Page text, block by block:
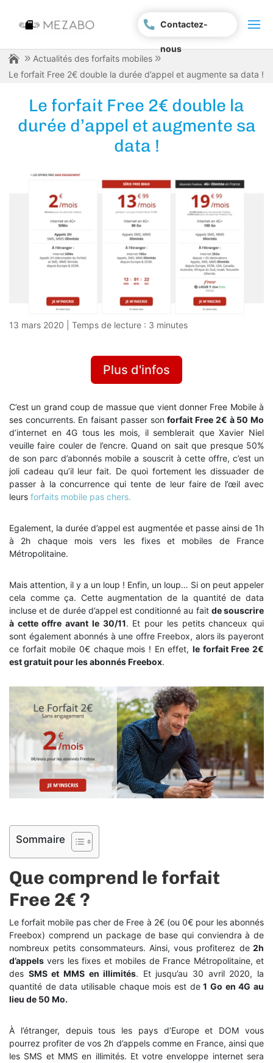
Contactez-
nous
Actualités des forfaits mobiles
Le forfait Free 2€ double la durée d’appel et augmente sa data !
Le forfait Free 2€ double la
durée d’appel et augmente sa
data !
13 mars 2020 Temps de lecture : 3 minutes
Plus d'infos
C’est un grand coup de massue que vient donner Free Mobile à
ses concurrents. En faisant passer sonforfait Free 2€ à 50 Mo
d’internet en 4G tous les mois, il semblerait que Xavier Niel
veuille faire couler de l’encre. Quand on sait que presque 50%
de son parc d’abonnés mobile a souscrit à cette offre, c’est un
joli cadeau qu’il leur fait. De quoi fortement les dissuader de
passer à la concurrence qui tente de leur faire de l’œil avec
leurs forfaits mobile pas chers.
Egalement, la durée d’appel est augmentée et passe ainsi de 1h
à 2h chaque mois vers les fixes et mobiles de France
Métropolitaine.
Mais attention, il y a un loup ! Enfin, un loup… Si on peut appeler
cela comme ça. Cette augmentation de la quantité de data
incluse et de durée d’appel est conditionné au fait de souscrire
à cette offre avant le 30/11. Et pour les petits chanceux qui
sont également abonnés à une offre Freebox, alors ils payeront
ce forfait mobile 0€ chaque mois ! En effet, le forfait Free 2€
est gratuit pour les abonnés Freebox.
Sommaire
Que comprend le forfait
Free 2€ ?
Le forfait mobile pas cher de Free à 2€ (ou 0€ pour les abonnés
Freebox) comprend un package de base qui conviendra à de
nombreux petits consommateurs. Ainsi, vous profiterez de2h
d’appels vers les fixes et mobiles de France Métropolitaine, et
des SMS et MMS en illimités. Et jusqu’au 30 avril 2020, la
quantité de data utilisable chaque mois est de1 Go en 4G au
lieu de 50 Mo.
À l’étranger, depuis tous les pays d’Europe et DOM vous
pourrez profiter de vos 2h d’appels comme en France, ainsi que
les SMS et MMS en illimités. Et votre enveloppe internet sera